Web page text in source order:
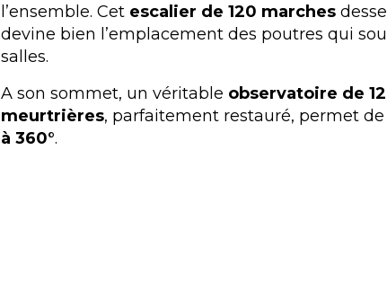
l’ensemble. Cet escalier de 120 marches
devine bien l’emplacement des poutres qui
salles.
A son sommet, un véritable observatoire de
meurtrières, parfaitement restauré, permet de
à 360°.